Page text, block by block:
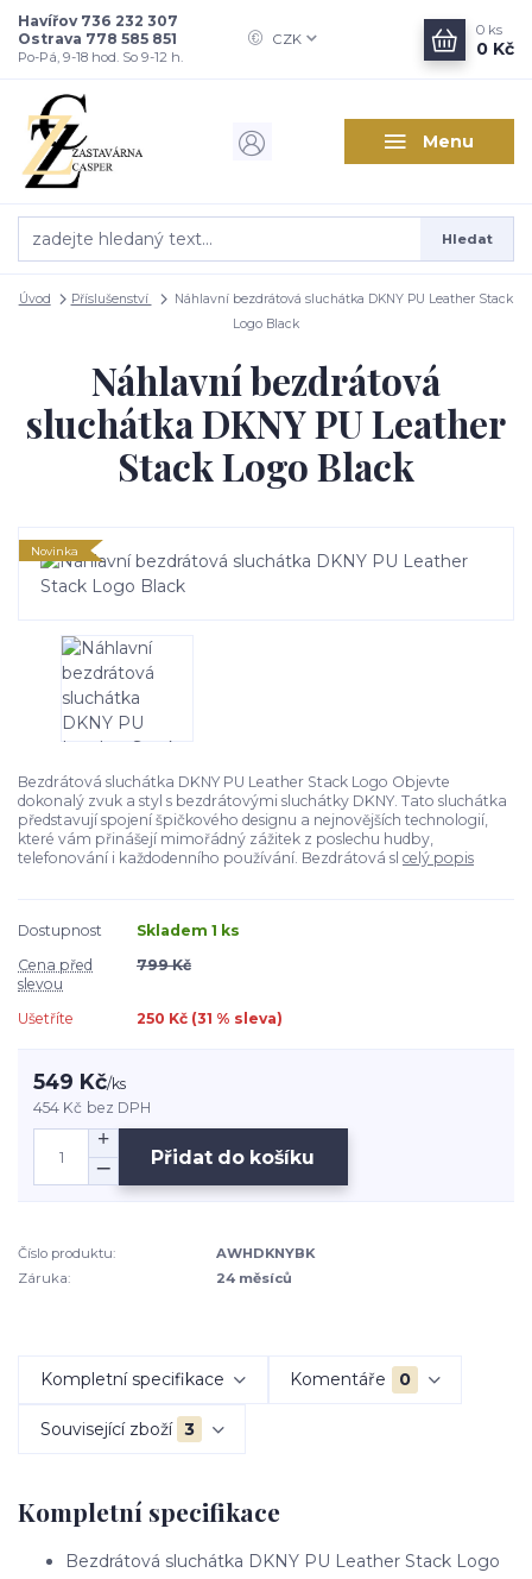
Menu
CZK
Hledat
Havířov 736 232 307
Ostrava 778 585 851
Po-Pá, 9-18 hod. So 9-12 h.
0 ks
0 Kč
Úvod Příslušenství
Náhlavní bezdrátová sluchátka DKNY PU Leather Stack
Logo Black
Náhlavní bezdrátová
sluchátka DKNY PU Leather
Stack Logo Black
Novinka
Bezdrátová sluchátka DKNY PU Leather Stack Logo Objevte
dokonalý zvuk a styl s bezdrátovými sluchátky DKNY. Tato sluchátka
představují spojení špičkového designu a nejnovějších technologií,
které vám přinášejí mimořádný zážitek z poslechu hudby,
telefonování i každodenního používání. Bezdrátová sl celý popis
Dostupnost
Skladem 1 ks
Cena před
slevou
799 Kč
Ušetříte 250 Kč (31 % sleva)
549 Kč/ks
454 Kč bez DPH
Přidat do košíku
Číslo produktu:
AWHDKNYBK
Záruka:
24 měsíců
Kompletní specifikace Komentáře 0
Související zboží 3
Kompletní specifikace
Bezdrátová sluchátka DKNY PU Leather Stack Logo